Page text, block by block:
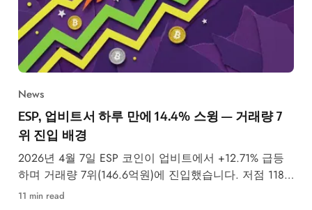
News
ESP, 업비트서 하루 만에 14.4% 스윙 — 거래량 7
위 진입 배경
2026년 4월 7일 ESP 코인이 업비트에서 +12.71% 급등
하며 거래량 7위(146.6억원)에 진입했습니다. 저점 118
원에서 고점 135원까지 14.4% 인트라데이 스윙 배경과
11 min read